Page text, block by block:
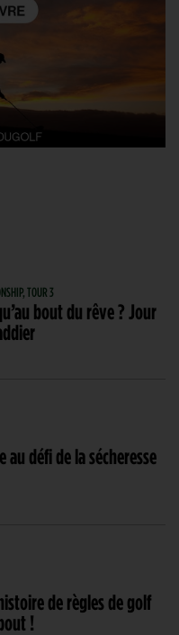
TOUR 3
bout du rêve ? Jour
au défi de la sécheresse
de règles de golf
!